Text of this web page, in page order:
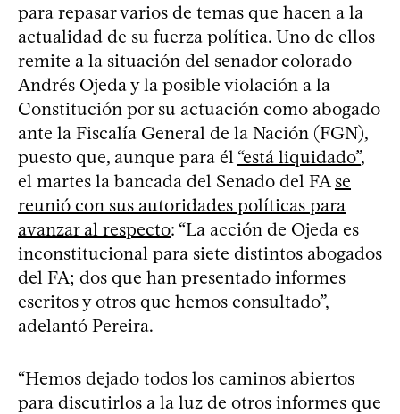
para repasar varios de temas que hacen a la
actualidad de su fuerza política. Uno de ellos
remite a la situación del senador colorado
Andrés Ojeda y la posible violación a la
Constitución por su actuación como abogado
ante la Fiscalía General de la Nación (FGN),
puesto que, aunque para él “está liquidado”,
el martes la bancada del Senado del FA se
reunió con sus autoridades políticas para
avanzar al respecto: “La acción de Ojeda es
inconstitucional para siete distintos abogados
del FA; dos que han presentado informes
escritos y otros que hemos consultado”,
adelantó Pereira.
“Hemos dejado todos los caminos abiertos
para discutirlos a la luz de otros informes que